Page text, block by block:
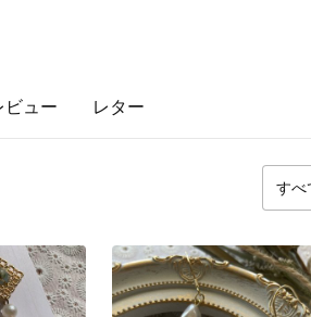
ビュー レター